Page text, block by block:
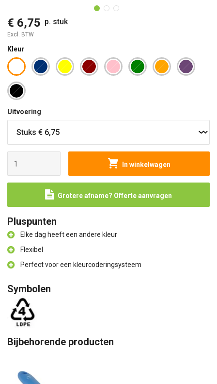
€ 6,75 p. stuk
Excl. BTW
Kleur
Uitvoering
In winkelwagen
Grotere afname? Offerte aanvragen
Pluspunten
Elke dag heeft een andere kleur
Flexibel
Perfect voor een kleurcoderingsysteem
Symbolen
Bijbehorende producten